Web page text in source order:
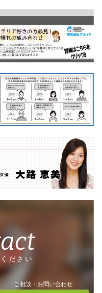
ださい
ご相談・お問い合わせ